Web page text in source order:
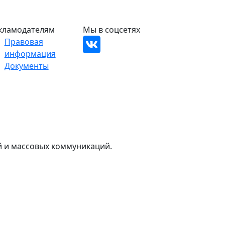
Правовая
информация
Документы
Мы в соцсетях
и массовых коммуникаций.